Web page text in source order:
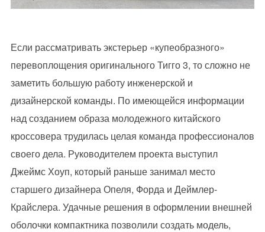
Если рассматривать экстерьер «купеобразного»
перевоплощения оригинального Тигго 3, то сложно не
заметить большую работу инженерской и
дизайнерской команды. По имеющейся информации
над созданием образа молодежного китайского
кроссовера трудилась целая команда профессионалов
своего дела. Руководителем проекта выступил
Джеймс Хоуп, который раньше занимал место
старшего дизайнера Опеля, Форда и Деймлер-
Крайслера. Удачные решения в оформлении внешней
оболочки компактника позволили создать модель,